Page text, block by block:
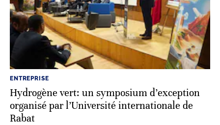
ENTREPRISE
Hydrogène vert: un symposium d’exception
organisé par l’Université internationale de
Rabat